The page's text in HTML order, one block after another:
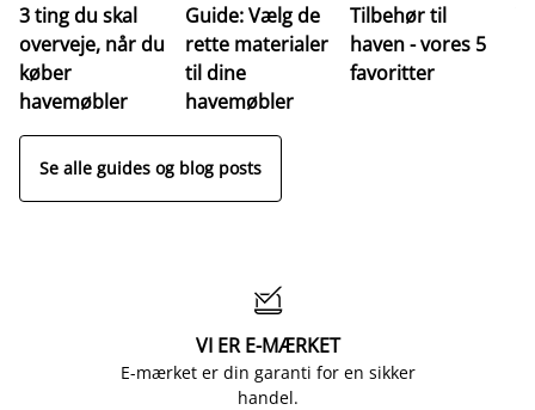
3 ting du skal
overveje, når du
køber
havemøbler
Guide: Vælg de
rette materialer
til dine
havemøbler
Tilbehør til
haven - vores 5
favoritter
Se alle guides og blog posts

VI ER E-MÆRKET
E-mærket er din garanti for en sikker
handel.